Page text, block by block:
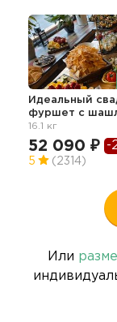
Идеальный
фуршет с
16.1 кг
52 090 ₽ -
5 (2314)
Или